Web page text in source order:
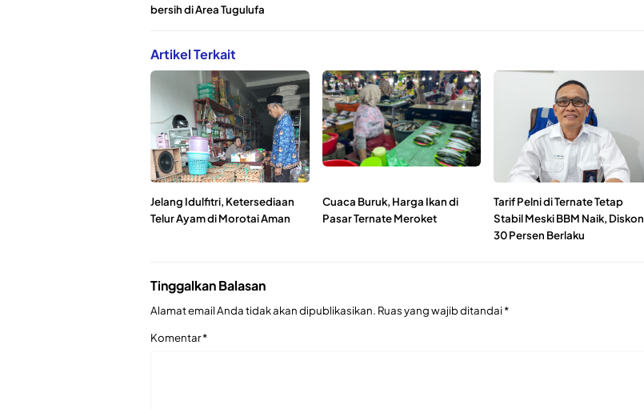
bersih di Area Tugulufa
Artikel Terkait
Jelang Idulfitri, Ketersediaan
Telur Ayam di Morotai Aman
Cuaca Buruk, Harga Ikan di
Pasar Ternate Meroket
Tarif Pelni di Ternate Tetap
Stabil Meski BBM Naik, Diskon
30 Persen Berlaku
Tinggalkan Balasan
Alamat email Anda tidak akan dipublikasikan. Ruas yang wajib ditandai*
Komentar*